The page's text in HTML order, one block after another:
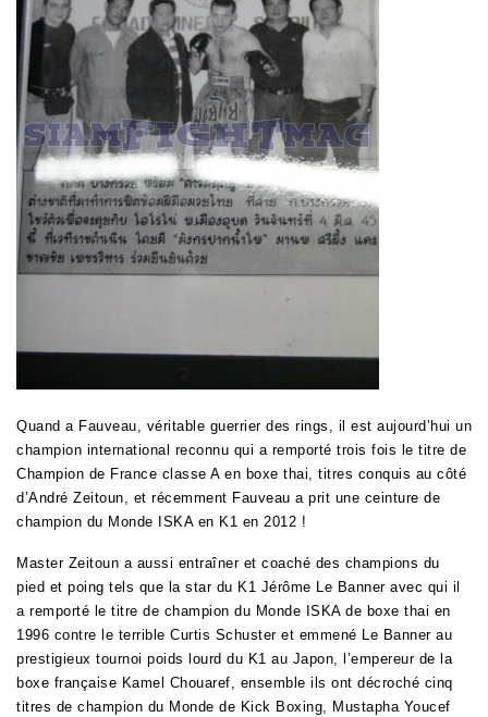
Quand a Fauveau, véritable guerrier des rings, il est aujourd’hui un
champion international reconnu qui a remporté trois fois le titre de
Champion de France classe A en boxe thai, titres conquis au côté
d’André Zeitoun, et récemment Fauveau a prit une ceinture de
champion du Monde ISKA en K1 en 2012 !
Master Zeitoun a aussi entraîner et coaché des champions du
pied et poing tels que la star du K1 Jérôme Le Banner avec qui il
a remporté le titre de champion du Monde ISKA de boxe thai en
1996 contre le terrible Curtis Schuster et emmené Le Banner au
prestigieux tournoi poids lourd du K1 au Japon, l’empereur de la
boxe française Kamel Chouaref, ensemble ils ont décroché cinq
titres de champion du Monde de Kick Boxing, Mustapha Youcef